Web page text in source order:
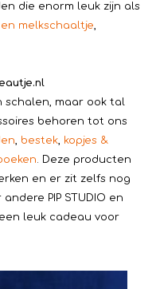
die enorm leuk zijn als
melkschaaltje,
schalen, maar ook tal
behoren tot ons
, bestek, kopjes &
. Deze producten
en er zit zelfs nog
PIP STUDIO en
leuk cadeau voor